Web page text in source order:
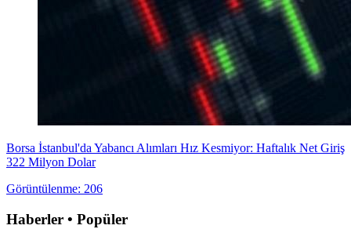
Borsa İstanbul'da Yabancı Alımları Hız Kesmiyor: Haftalık Net Giriş
322 Milyon Dolar
Görüntülenme: 206
Haberler • Popüler